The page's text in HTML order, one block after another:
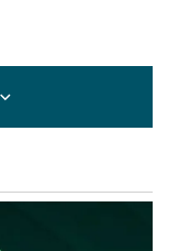
kirjautua